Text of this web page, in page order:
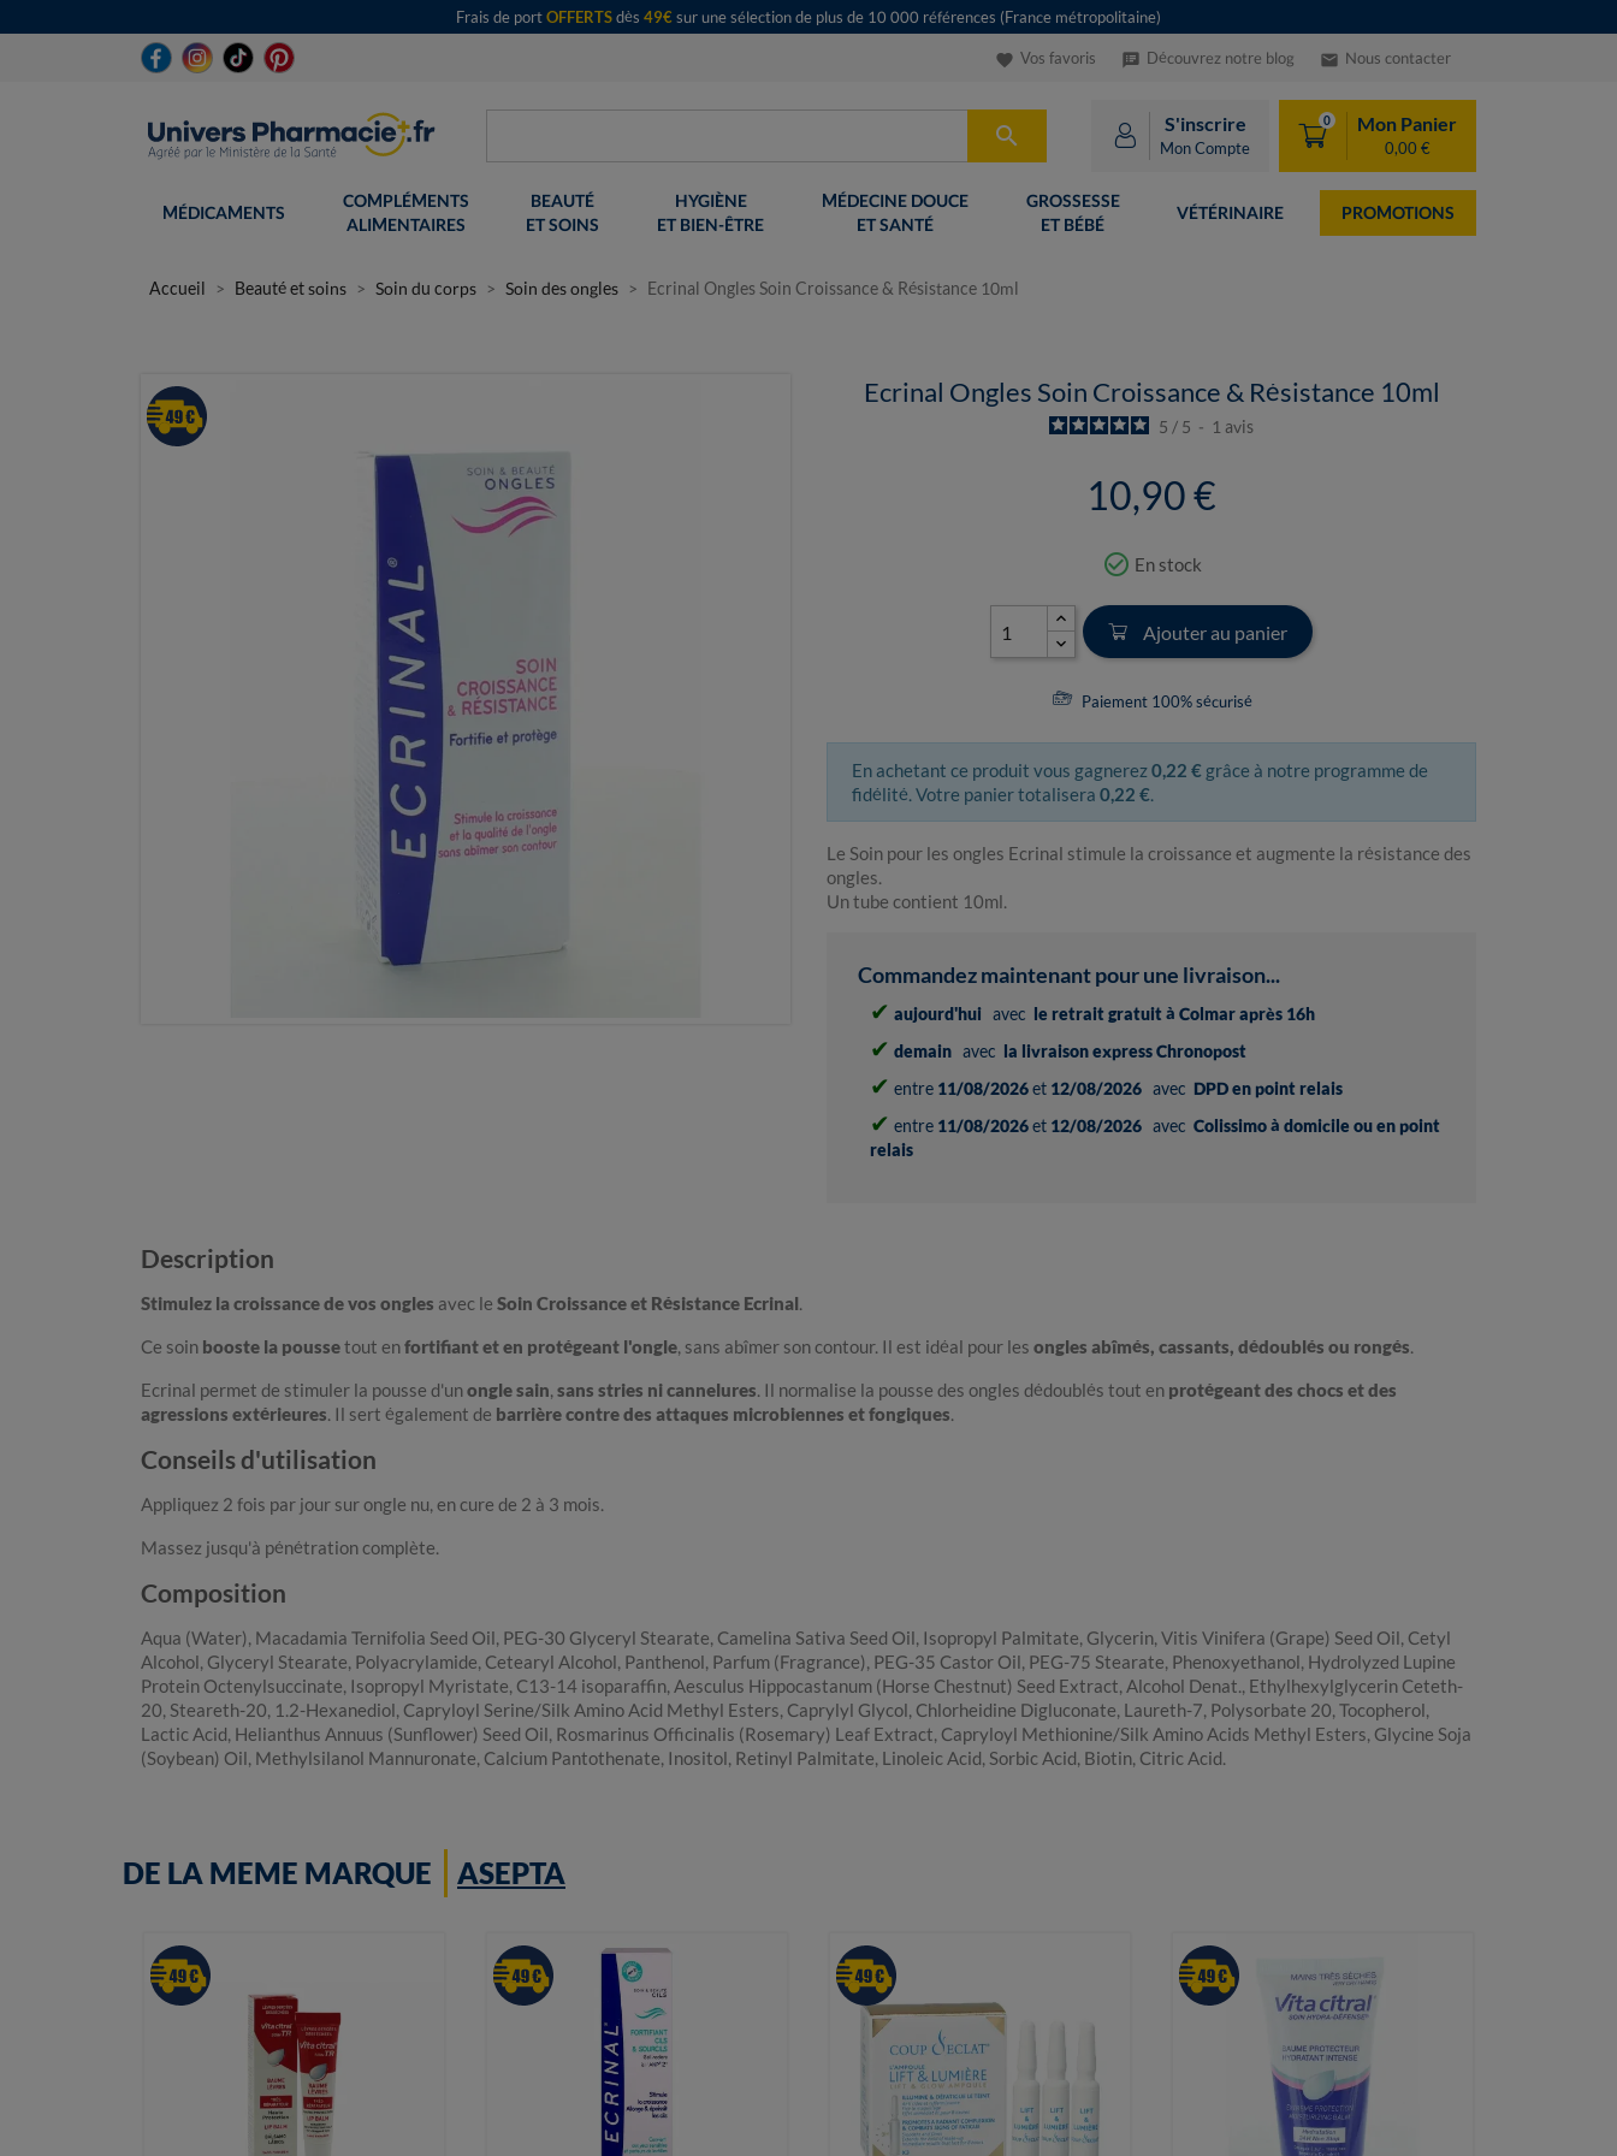
Frais de portOFFERTSdès 49€sur une sélection de plus de 10 000 références (France métropolitaine)
favorite Vos favoris speaker_notes Découvrez notre blog email Nous contacter
 S'inscrire
Mon Compte
0 Mon Panier
0,00 €
MÉDICAMENTS
COMPLÉMENTS
ALIMENTAIRES
BEAUTÉ
ET SOINS
HYGIÈNE
ET BIEN-ÊTRE
MÉDECINE DOUCE
ET SANTÉ
GROSSESSE
ET BÉBÉ
VÉTÉRINAIRE PROMOTIONS
Accueil Beauté et soins Soin du corps Soin des ongles Ecrinal Ongles Soin Croissance & Résistance 10ml
Ecrinal Ongles Soin Croissance & Résistance 10ml
5 / 5 - 1 avis
10,90 €
check_circle_outline En stock
Ajouter au panier
Paiement 100% sécurisé
En achetant ce produit vous gagnerez0,22 € grâce à notre programme de
fidélité. Votre panier totalisera 0,22 €.
Le Soin pour les ongles Ecrinal stimule la croissance et augmente la résistance des
ongles.
Un tube contient 10ml.
Commandez maintenant pour une livraison...
✔ aujourd'hui avec le retrait gratuit à Colmar après 16h
✔ demain avec la livraison express Chronopost
✔ entre 11/08/2026et 12/08/2026 avec DPD en point relais
✔ entre 11/08/2026et 12/08/2026 avec Colissimo à domicile ou en point
relais
Description
Stimulez la croissance de vos ongles avec le Soin Croissance et Résistance Ecrinal.
Ce soin booste la poussetout enfortifiant et en protégeant l'ongle, sans abîmer son contour. Il est idéal pour les ongles abîmés, cassants, dédoublés ou rongés.
Ecrinal permet de stimuler la pousse d'unongle sain, sans stries ni cannelures. Il normalise la pousse des ongles dédoublés tout en protégeant des chocs et des
agressions extérieures. Il sert également de barrière contre des attaques microbiennes et fongiques.
Conseils d'utilisation
Appliquez 2 fois par jour sur ongle nu, en cure de 2 à 3 mois.
Massez jusqu'à pénétration complète.
Composition
Aqua (Water), Macadamia Ternifolia Seed Oil, PEG-30 Glyceryl Stearate, Camelina Sativa Seed Oil, Isopropyl Palmitate, Glycerin, Vitis Vinifera (Grape) Seed Oil, Cetyl
Alcohol, Glyceryl Stearate, Polyacrylamide, Cetearyl Alcohol, Panthenol, Parfum (Fragrance), PEG-35 Castor Oil, PEG-75 Stearate, Phenoxyethanol, Hydrolyzed Lupine
Protein Octenylsuccinate, Isopropyl Myristate, C13-14 isoparaffin, Aesculus Hippocastanum (Horse Chestnut) Seed Extract, Alcohol Denat., Ethylhexylglycerin Ceteth-
20, Steareth-20, 1.2-Hexanediol, Capryloyl Serine/Silk Amino Acid Methyl Esters, Caprylyl Glycol, Chlorheidine Digluconate, Laureth-7, Polysorbate 20, Tocopherol,
Lactic Acid, Helianthus Annuus (Sunflower) Seed Oil, Rosmarinus Officinalis (Rosemary) Leaf Extract, Capryloyl Methionine/Silk Amino Acids Methyl Esters, Glycine Soja
(Soybean) Oil, Methylsilanol Mannuronate, Calcium Pantothenate, Inositol, Retinyl Palmitate, Linoleic Acid, Sorbic Acid, Biotin, Citric Acid.
DE LA MEME MARQUE ASEPTA